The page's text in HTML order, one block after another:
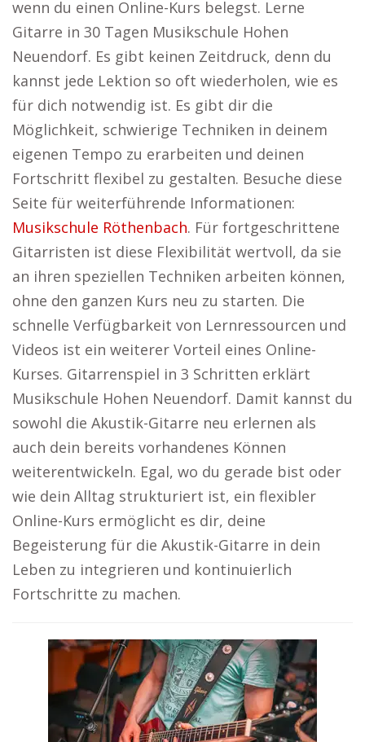
wenn du einen Online-Kurs belegst. Lerne
Gitarre in 30 Tagen Musikschule Hohen
Neuendorf. Es gibt keinen Zeitdruck, denn du
kannst jede Lektion so oft wiederholen, wie es
für dich notwendig ist. Es gibt dir die
Möglichkeit, schwierige Techniken in deinem
eigenen Tempo zu erarbeiten und deinen
Fortschritt flexibel zu gestalten. Besuche diese
Seite für weiterführende Informationen:
Musikschule Röthenbach. Für fortgeschrittene
Gitarristen ist diese Flexibilität wertvoll, da sie
an ihren speziellen Techniken arbeiten können,
ohne den ganzen Kurs neu zu starten. Die
schnelle Verfügbarkeit von Lernressourcen und
Videos ist ein weiterer Vorteil eines Online-
Kurses. Gitarrenspiel in 3 Schritten erklärt
Musikschule Hohen Neuendorf. Damit kannst du
sowohl die Akustik-Gitarre neu erlernen als
auch dein bereits vorhandenes Können
weiterentwickeln. Egal, wo du gerade bist oder
wie dein Alltag strukturiert ist, ein flexibler
Online-Kurs ermöglicht es dir, deine
Begeisterung für die Akustik-Gitarre in dein
Leben zu integrieren und kontinuierlich
Fortschritte zu machen.